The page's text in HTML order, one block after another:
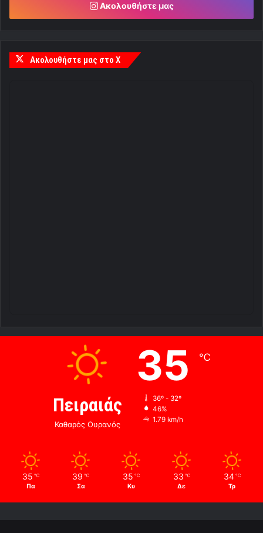
Ακολουθήστε μας
Ακολουθήστε μας στο X
Πειραιάς
Καθαρός Ουρανός
35 ℃
36º - 32º
46%
1.79 km/h
35 ℃
Πα
39 ℃
Σα
35 ℃
Κυ
33 ℃
Δε
34 ℃
Τρ